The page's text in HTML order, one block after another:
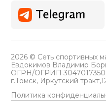
2026 © Сеть спортивных
Евдокимов Владимир
ОГРН/ОГРИП
г.Томск, Иркутский
Политика